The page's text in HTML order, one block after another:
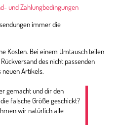
und Zahlungbedingungen
immer die
Kosten. Bei einem Umtausch teilen
des nicht passenden
neuen Artikels.
gemacht und dir den
falsche Größe geschickt?
wir natürlich alle